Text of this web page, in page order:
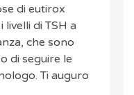
di eutirox
di TSH a
che sono
di seguire le
Ti auguro